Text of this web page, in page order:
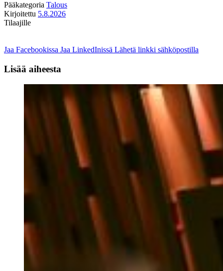
Pääkategoria Talous
Kirjoitettu 5.8.2026
Tilaajille
Jaa Facebookissa Jaa LinkedInissä Lähetä linkki sähköpostilla
Lisää aiheesta